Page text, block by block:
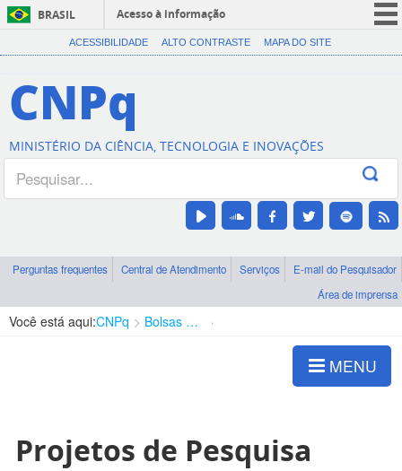
BRASIL
Acesso à informação
CORONAVÍRUS (COVID-19)
Canais
ACESSIBILIDADE ALTO CONTRASTE MAPA DO SITE
CNPq
MINISTÉRIO DA CIÊNCIA, TECNOLOGIA E INOVAÇÕES
Perguntas frequentes Central de Atendimento Serviços
E-mail do Pesquisador
Área de imprensa
Você está aqui:CNPq Bolsas e Auxílios Vigentes
MENU
Projetos de Pesquisa